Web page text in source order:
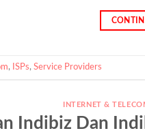
, ISPs, Service Providers
INTERNET &
Indibiz Dan